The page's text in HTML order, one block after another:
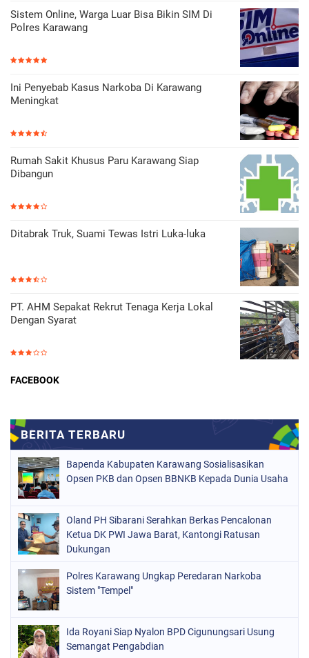
Sistem Online, Warga Luar Bisa Bikin SIM Di
Polres Karawang
Ini Penyebab Kasus Narkoba Di Karawang
Meningkat
Rumah Sakit Khusus Paru Karawang Siap
Dibangun
Ditabrak Truk, Suami Tewas Istri Luka-luka
PT. AHM Sepakat Rekrut Tenaga Kerja Lokal
Dengan Syarat
FACEBOOK
Bapenda Kabupaten Karawang Sosialisasikan
Opsen PKB dan Opsen BBNKB Kepada Dunia Usaha
Oland PH Sibarani Serahkan Berkas Pencalonan
Ketua DK PWI Jawa Barat, Kantongi Ratusan
Dukungan
Polres Karawang Ungkap Peredaran Narkoba
Sistem "Tempel"
Ida Royani Siap Nyalon BPD Cigunungsari Usung
Semangat Pengabdian